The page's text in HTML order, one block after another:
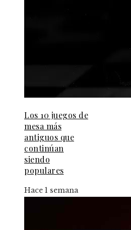
Los 10 juegos de
mesa más
antiguos que
continúan
siendo
populares
Hace 1 semana